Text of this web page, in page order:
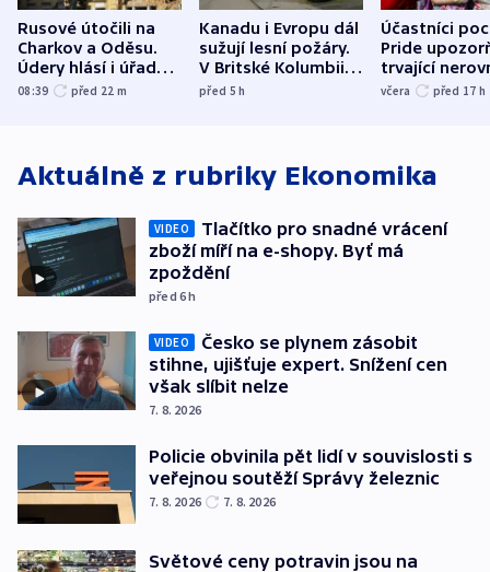
Rusové útočili na
Charkov a Oděsu.
Údery hlásí i úřady v
Bělgorodu
08:39 před 22 m
Kanadu i Evropu dál
sužují lesní požáry.
V Britské Kolumbii
evakuovali tisíce lidí
před 5h
Účastníci
Pride
trvající
včera před 17 h
Aktuálně z rubriky Ekonomika
VIDEO
Tlačítko pro snadné vrácení
zboží míří na e-shopy. Byť má
zpoždění
před 6h
VIDEO
Česko se plynem zásobit
stihne, ujišťuje expert. Snížení cen
však slíbit nelze
7. 8. 2026
Policie obvinila pět lidí v souvislosti s
veřejnou soutěží Správy železnic
7. 8. 2026 7. 8. 2026
Světové ceny potravin jsou na